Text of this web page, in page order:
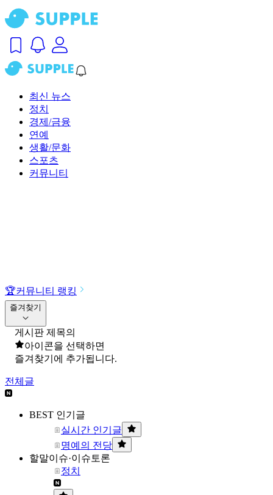
최신 뉴스
정치
경제/금융
연예
생활/문화
스포츠
커뮤니티
🏆커뮤니티 랭킹
즐겨찾기
게시판 제목의
아이콘을 선택하면
즐겨찾기에 추가됩니다.
전체글
BEST 인기글
실시간 인기글
명예의 전당
할말이슈·이슈토론
정치